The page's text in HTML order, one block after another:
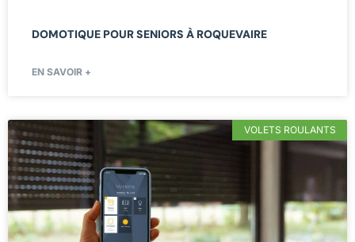
DOMOTIQUE POUR SENIORS À ROQUEVAIRE
EN SAVOIR +
VOLETS ROULANTS